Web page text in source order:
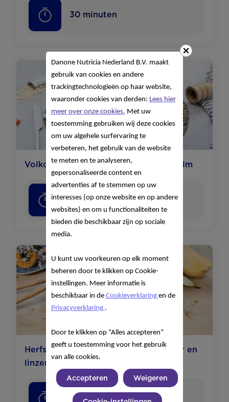
30 minuten
Volkoren spaghetti bolognese met zalm
20 minuten
Herfstsalade met pompoen, stoofpeer en
linzen
45 minuten
Danone Nutricia Nederland B.V. maakt
gebruik van cookies en andere
trackingtechnologieën op haar website,
waaronder cookies van derden: Lees hier
meer over onze cookies. Met uw
toestemming gebruiken wij deze cookies
om uw algehele surfervaring te
verbeteren, het gebruik van de website
te meten en te analyseren,
gepersonaliseerde content en
advertenties af te stemmen op uw
interesses (op onze website en op andere
websites) en om u functionaliteiten te
bieden die beschikbaar zijn op sociale
media.
U kunt uw voorkeuren op elk moment
beheren door te klikken op Cookie-
instellingen. Meer informatie is
beschikbaar in de Cookieverklaring en de
Privacyverklaring .
Door te klikken op “Alles accepteren”
geeft u toestemming voor het gebruik
van alle cookies.
Accepteren Weigeren